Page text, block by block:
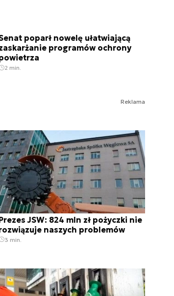
poparł nowelę ułatwiającą
programów ochrony
2 min.
Reklama
JSW: 824 mln zł pożyczki nie
naszych problemów
3 min.